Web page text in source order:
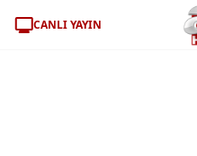
CANLI YAYIN